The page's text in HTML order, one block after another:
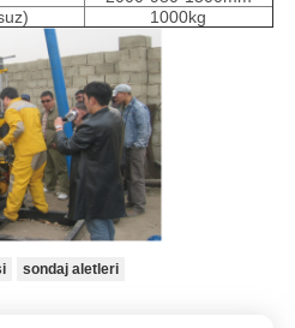
1000kg
sondaj aletleri